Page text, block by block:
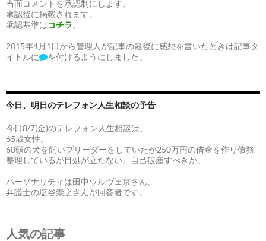
当面コメントを承認制にします。
承認後に掲載されます。
承認基準はコチラ 。
----------------------------------------------
2015年4月1日から管理人が記事の最後に感想を書いたときは記事タ
イトルに
を付けるようにしました。
今日、明日のテレフォン人生相談の予告
今日8/7(金)のテレフォン人生相談は、
65歳女性。
60頭の犬を飼いブリーダーをしていたが250万円の借金を作り債務
整理しているが目処が立たない。自己破産すべきか。
パーソナリティは田中ウルヴェ京さん、
弁護士の塩谷崇之さんが回答者です。
人気の記事